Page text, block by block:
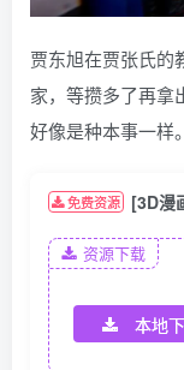
贾东旭在贾张氏的
家，等攒多了再拿
好像是种本事一样。
免费资源 [3D漫
资源下载
本地